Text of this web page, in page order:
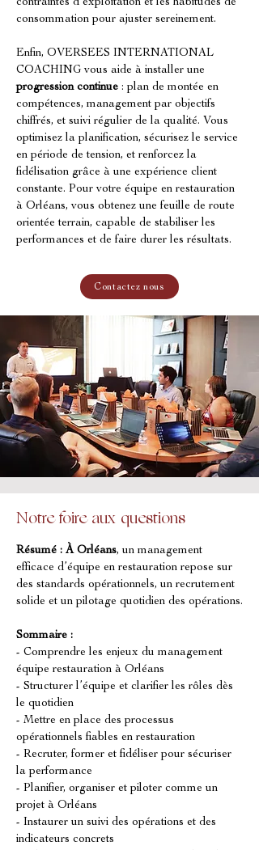
contraintes d’exploitation et les habitudes de
consommation pour ajuster sereinement.
Enfin, OVERSEES INTERNATIONAL
COACHING vous aide à installer une
progression continue : plan de montée en
compétences, management par objectifs
chiffrés, et suivi régulier de la qualité. Vous
optimisez la planification, sécurisez le service
en période de tension, et renforcez la
fidélisation grâce à une expérience client
constante. Pour votre équipe en restauration
à Orléans, vous obtenez une feuille de route
orientée terrain, capable de stabiliser les
performances et de faire durer les résultats.
Contactez nous
Notre foire aux questions
Résumé : À Orléans, un management
efficace d’équipe en restauration repose sur
des standards opérationnels, un recrutement
solide et un pilotage quotidien des opérations.
Sommaire :
- Comprendre les enjeux du management
équipe restauration à Orléans
- Structurer l’équipe et clarifier les rôles dès
le quotidien
- Mettre en place des processus
opérationnels fiables en restauration
- Recruter, former et fidéliser pour sécuriser
la performance
- Planifier, organiser et piloter comme un
projet à Orléans
- Instaurer un suivi des opérations et des
indicateurs concrets